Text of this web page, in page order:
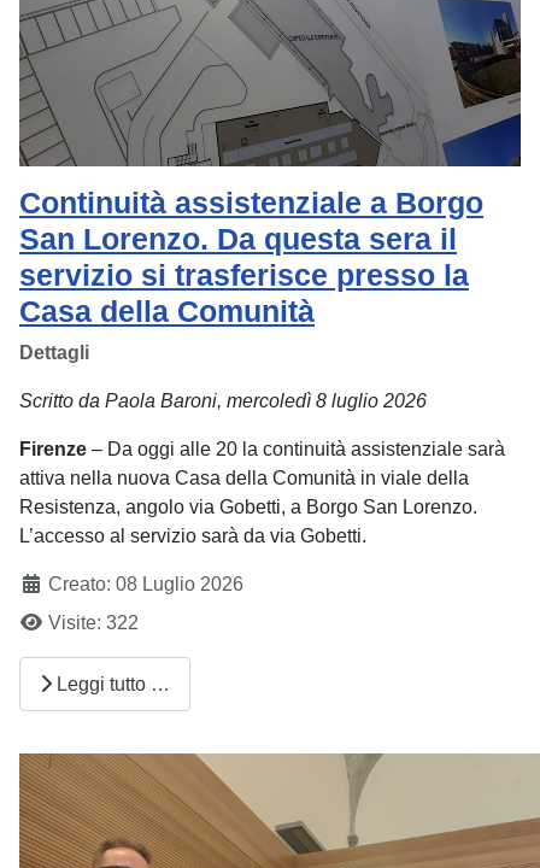
Continuità assistenziale a Borgo
San Lorenzo. Da questa sera il
servizio si trasferisce presso la
Casa della Comunità
Dettagli
Scritto da Paola Baroni, mercoledì 8 luglio 2026
Firenze – Da oggi alle 20 la continuità assistenziale sarà
attiva nella nuova Casa della Comunità in viale della
Resistenza, angolo via Gobetti, a Borgo San Lorenzo.
L’accesso al servizio sarà da via Gobetti.
Creato: 08 Luglio 2026
Visite: 322
Leggi tutto …